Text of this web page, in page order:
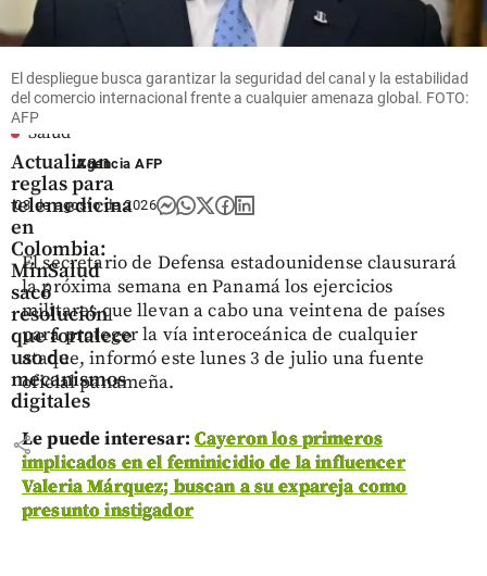
Salud
Actualizan
reglas para
telemedicina
en
Colombia:
MinSalud
sacó
resolución
que fortalece
uso de
mecanismos
digitales
share
El despliegue busca garantizar la seguridad del canal y la estabilidad
del comercio internacional frente a cualquier amenaza global. FOTO:
AFP
Agencia AFP
03 de agosto de 2026
El secretario de Defensa estadounidense clausurará
la próxima semana en Panamá los ejercicios
militares que llevan a cabo una veintena de países
para proteger la vía interoceánica de cualquier
ataque, informó este lunes 3 de julio una fuente
oficial panameña.
Le puede interesar: Cayeron los primeros
implicados en el feminicidio de la influencer
Valeria Márquez; buscan a su expareja como
presunto instigador